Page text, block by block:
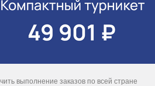
выполнение заказов по всей стране